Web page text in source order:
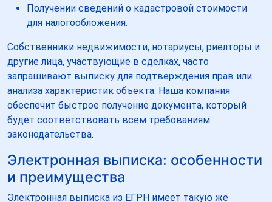
Получении сведений о кадастровой стоимости
для налогообложения.
Собственники недвижимости, нотариусы, риелторы и
другие лица, участвующие в сделках, часто
запрашивают выписку для подтверждения прав или
анализа характеристик объекта. Наша компания
обеспечит быстрое получение документа, который
будет соответствовать всем требованиям
законодательства.
Электронная выписка: особенности
и преимущества
Электронная выписка из ЕГРН имеет такую же